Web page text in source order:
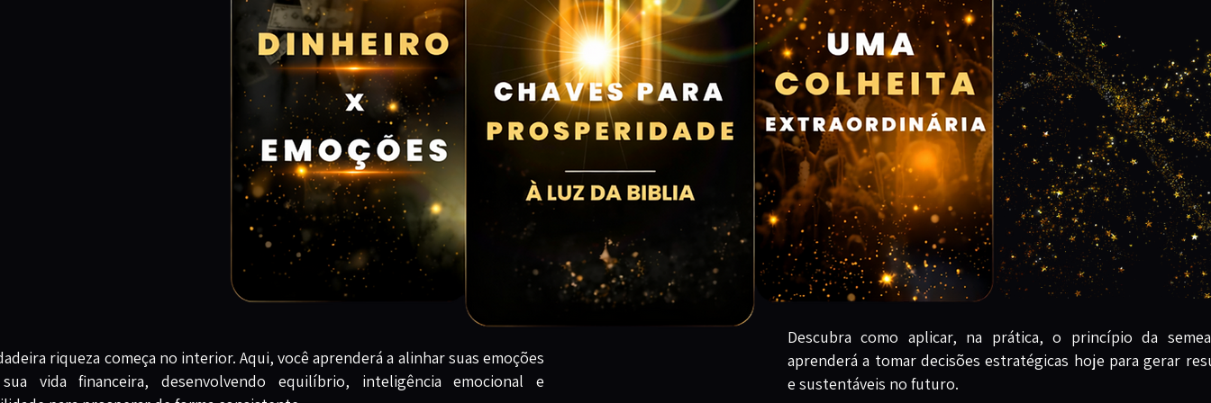
Descubra como aplicar, na prática, o princípio da
aprenderá a tomar decisões estratégicas hoje para gerar
e sustentáveis no futuro.
riqueza começa no interior. Aqui, você aprenderá a alinhar suas emoções
vida financeira, desenvolvendo equilíbrio, inteligência emocional e